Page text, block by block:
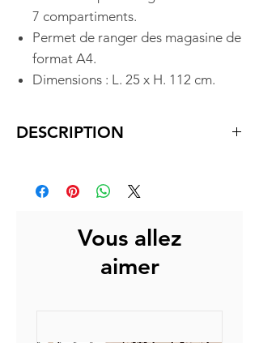
7 compartiments.
Permet de ranger des magasine de
format A4.
Dimensions : L. 25 x H. 112 cm.
DESCRIPTION
7 compartiments.
format A4.
Dimensions : L. 25 x H. 112 cm.
Vous allez
aimer